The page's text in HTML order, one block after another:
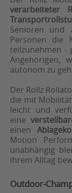
verarbeiteter
Senioren und
Personen die
teilzunehmen -
Angehörigen,
autonom zu
Der Rollz
die mit
leicht und
eine
einen
Motion
unabhängig
ihrem Alltag
Outdoor-